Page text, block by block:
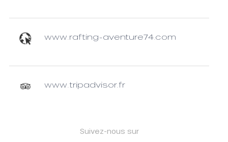
www.rafting-aventure74.com
www.tripadvisor.fr
Suivez-nous sur